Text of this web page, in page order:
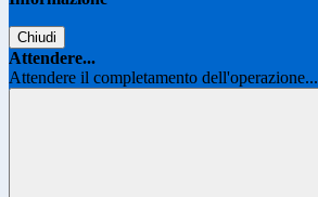
Chiudi
Attendere...
Attendere il completamento dell'operazione...